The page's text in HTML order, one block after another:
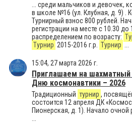
... среди мальчиков и девочек,
в школе №16 (ул. Клубная, д. 9) .
Турнирный взнос 800 рублей.
регистрации на месте с 10.30 до
распределением по возрасту:
Турнир 2015-2016 г.р. Турнир
15:04, 27 марта 2026 г.
Приглашаем на шахматный
Дню космонавтики – 2026
Традиционный турнир ,
состоится 12 апреля ДК
Пионерская, д. 1). Начало очной